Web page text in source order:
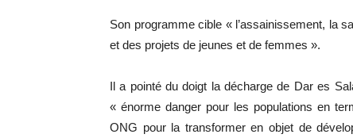
Son programme cible « l’assainissement, la
et des projets de jeunes et de femmes ».
Il a pointé du doigt la décharge de Dar es
« énorme danger pour les populations en
ONG pour la transformer en objet de